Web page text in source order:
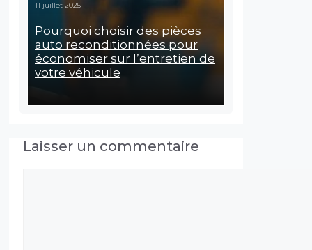
11 juillet 2025
Pourquoi choisir des pièces
auto reconditionnées pour
économiser sur l’entretien de
votre véhicule
Laisser un commentaire